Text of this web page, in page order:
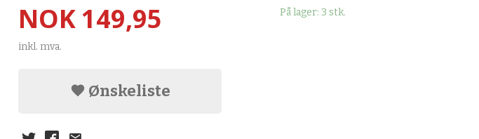
Pris
NOK149,95
inkl. mva.
På lager: 3 stk.
Ønskeliste